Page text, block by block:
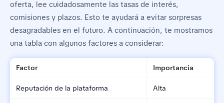
oferta, lee cuidadosamente las tasas de interés,
comisiones y plazos. Esto te ayudará a evitar sorpresas
desagradables en el futuro. A continuación, te mostramos
una tabla con algunos factores a considerar:
Factor Importancia
Reputación de la plataforma Alta